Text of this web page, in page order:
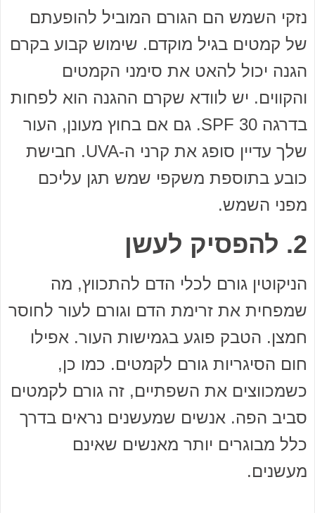
נזקי השמש הם הגורם המוביל להופעתם
של קמטים בגיל מוקדם. שימוש קבוע בקרם
הגנה יכול להאט את סימני הקמטים
והקווים. יש לוודא שקרם ההגנה הוא לפחות
בדרגה 30 SPF. גם אם בחוץ מעונן, העור
שלך עדיין סופג את קרני ה-UVA. חבישת
כובע בתוספת משקפי שמש תגן עליכם
מפני השמש.
2. להפסיק לעשן
הניקוטין גורם לכלי הדם להתכווץ, מה
שמפחית את זרימת הדם וגורם לעור לחוסר
חמצן. הטבק פוגע בגמישות העור. אפילו
חום הסיגריות גורם לקמטים. כמו כן,
כשמכווצים את השפתיים, זה גורם לקמטים
סביב הפה. אנשים שמעשנים נראים בדרך
כלל מבוגרים יותר מאנשים שאינם
מעשנים.